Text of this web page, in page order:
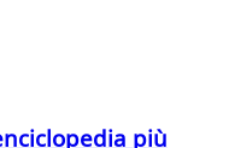
più